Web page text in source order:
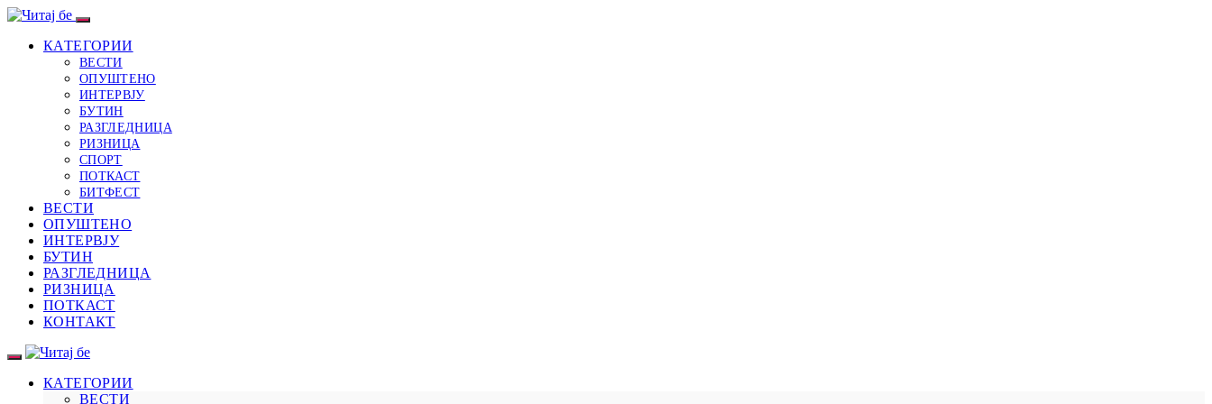
КАТЕГОРИИ
ВЕСТИ
ОПУШТЕНО
ИНТЕРВЈУ
БУТИН
РАЗГЛЕДНИЦА
РИЗНИЦА
СПОРТ
ПОТКАСТ
БИТФЕСТ
ВЕСТИ
ОПУШТЕНО
ИНТЕРВЈУ
БУТИН
РАЗГЛЕДНИЦА
РИЗНИЦА
ПОТКАСТ
КОНТАКТ
КАТЕГОРИИ
ВЕСТИ